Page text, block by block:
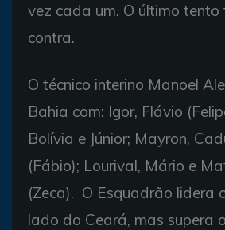
vez cada um. O último tento
contra.
O técnico interino Manoel
Bahia com: Igor, Flávio
Bolívia e Júnior; Mayron,
(Fábio); Lourival, Mário e
(Zeca). O Esquadrão lidera
lado do Ceará, mas supera